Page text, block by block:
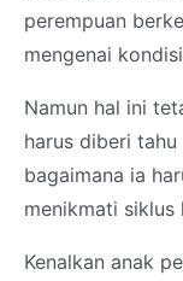
perempuan
mengenai
Namun hal ini
harus diberi
bagaimana ia
menikmati siklus
Kenalkan anak